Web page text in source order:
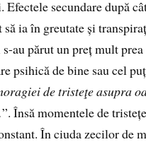
secundare după
să ia în greutate și
s-au părut un preț mult
psihică de bine sau cel
de tristeţe asupra
”. Însă momentele de
În ciuda zecilor de